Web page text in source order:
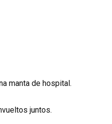
manta de hospital.
juntos.